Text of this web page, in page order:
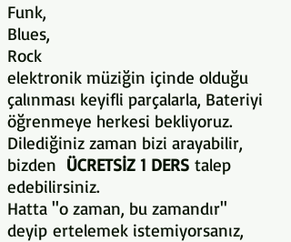
Funk,
Blues,
Rock
elektronik müziğin içinde olduğu
çalınması keyifli parçalarla, Bateriyi
öğrenmeye herkesi bekliyoruz.
Dilediğiniz zaman bizi arayabilir,
bizden ÜCRETSİZ 1 DERS talep
edebilirsiniz.
Hatta ''o zaman, bu zamandır''
deyip ertelemek istemiyorsanız,